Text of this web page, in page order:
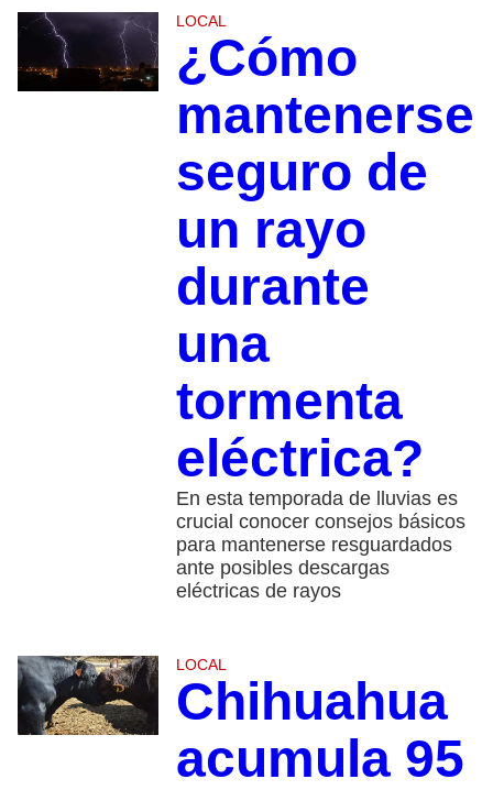
LOCAL
¿Cómo
mantenerse
seguro de
un rayo
durante
una
tormenta
eléctrica?
En esta temporada de lluvias es
crucial conocer consejos básicos
para mantenerse resguardados
ante posibles descargas
eléctricas de rayos
LOCAL
Chihuahua
acumula 95